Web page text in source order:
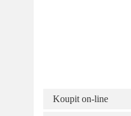
Koupit on-line